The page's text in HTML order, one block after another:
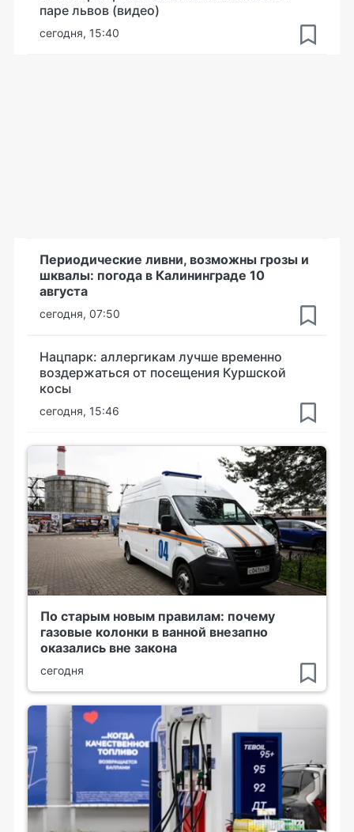
паре львов (видео)
сегодня, 15:40
Периодические ливни, возможны грозы и
шквалы: погода в Калининграде 10
августа
сегодня, 07:50
Нацпарк: аллергикам лучше временно
воздержаться от посещения Куршской
косы
сегодня, 15:46
По старым новым правилам: почему
газовые колонки в ванной внезапно
оказались вне закона
сегодня